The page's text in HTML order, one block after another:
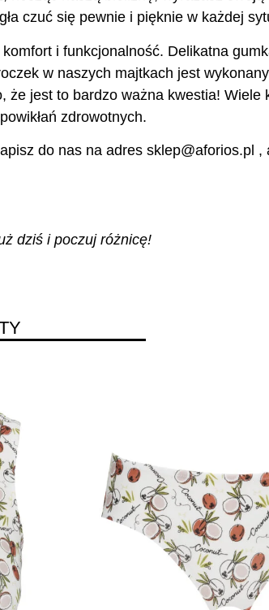
czuć się pewnie i pięknie w każdej
i funkcjonalność. Delikatna
w naszych majtkach jest
że jest to bardzo ważna kwestia! Wiele
zdrowotnych.
do nas na adres sklep@aforios.pl ,
dziś i poczuj różnicę!